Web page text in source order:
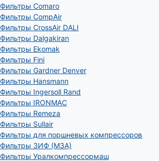
Фильтры Comaro
Фильтры CompAir
Фильтры CrossAir DALI
Фильтры Dalgakiran
Фильтры Ekomak
Фильтры Fini
Фильтры Gardner Denver
Фильтры Hansmann
Фильтры Ingersoll Rand
Фильтры IRONMAC
Фильтры Remeza
Фильтры Sullair
Фильтры для поршневых компрессоров
Фильтры ЗИФ (МЗА)
Фильтры Уралкомпрессормаш